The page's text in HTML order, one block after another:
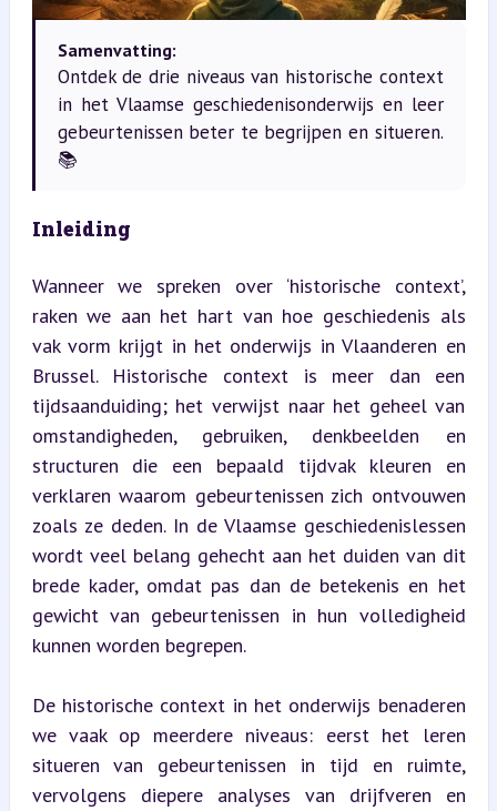
Samenvatting:
Ontdek de drie niveaus van historische context
in het Vlaamse geschiedenisonderwijs en leer
gebeurtenissen beter te begrijpen en situeren.
📚
Inleiding
Wanneer we spreken over ‘historische context’,
raken we aan het hart van hoe geschiedenis als
vak vorm krijgt in het onderwijs in Vlaanderen en
Brussel. Historische context is meer dan een
tijdsaanduiding; het verwijst naar het geheel van
omstandigheden, gebruiken, denkbeelden en
structuren die een bepaald tijdvak kleuren en
verklaren waarom gebeurtenissen zich ontvouwen
zoals ze deden. In de Vlaamse geschiedenislessen
wordt veel belang gehecht aan het duiden van dit
brede kader, omdat pas dan de betekenis en het
gewicht van gebeurtenissen in hun volledigheid
kunnen worden begrepen.
De historische context in het onderwijs benaderen
we vaak op meerdere niveaus: eerst het leren
situeren van gebeurtenissen in tijd en ruimte,
vervolgens diepere analyses van drijfveren en